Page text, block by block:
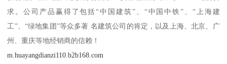
求。公司产品赢得了包括“中国建筑”、“中国中铁”、“上海建
工”、“绿地集团”等众多著 名建筑公司的肯定，以及上海、北京、广
州、重庆等地经销商的信赖！
m.huayangdianzi110.b2b168.com